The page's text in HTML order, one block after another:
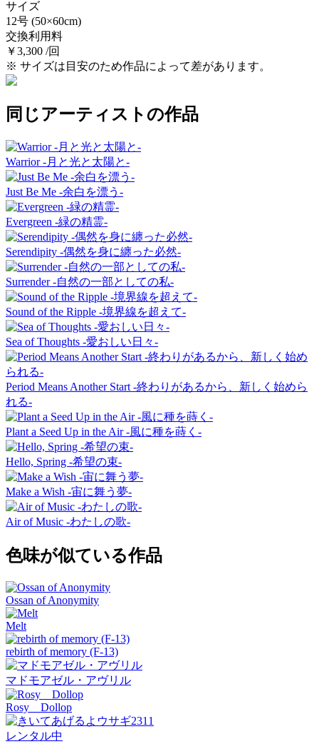
サイズ
12号 (50×60cm)
交換利用料
￥3,300 /回
※ サイズは目安のため作品によって差があります。
同じアーティストの作品
Warrior -月と光と太陽と-
Just Be Me -余白を漂う-
Evergreen -緑の精霊-
Serendipity -偶然を身に纏った必然-
Surrender -自然の一部としての私-
Sound of the Ripple -境界線を超えて-
Sea of Thoughts -愛おしい日々-
Period Means Another Start -終わりがあるから、新しく始めら
れる-
Plant a Seed Up in the Air -風に種を蒔く-
Hello, Spring -希望の束-
Make a Wish -宙に舞う夢-
Air of Music -わたしの歌-
色味が似ている作品
Ossan of Anonymity
Melt
rebirth of memory (F-13)
マドモアゼル・アヴリル
Rosy Dollop
レンタル中